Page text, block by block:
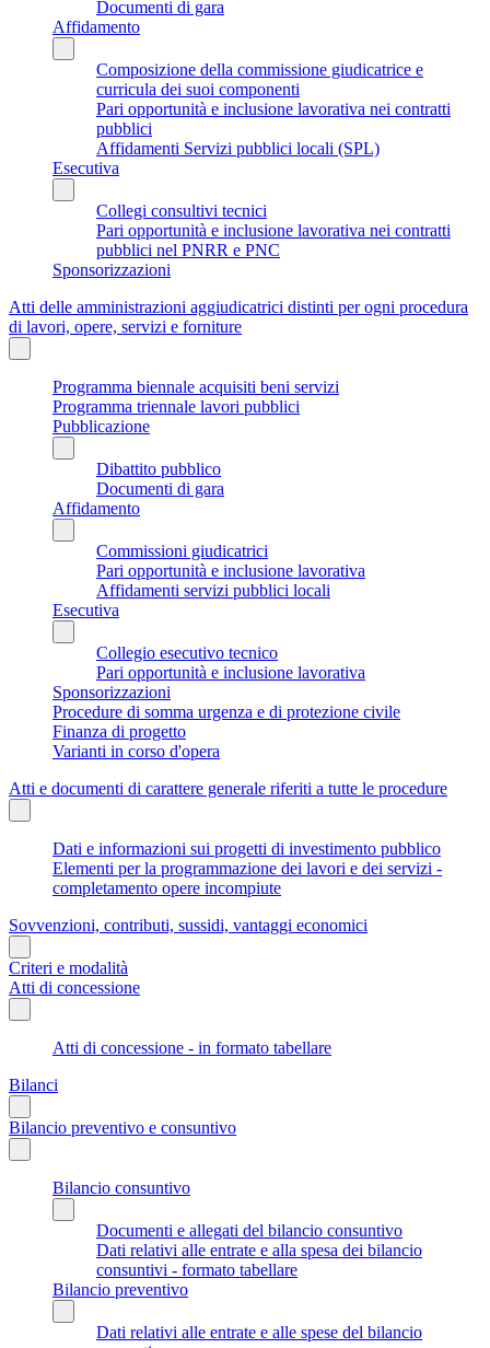
Documenti di gara
Affidamento
Composizione della commissione giudicatrice e
curricula dei suoi componenti
Pari opportunità e inclusione lavorativa nei contratti
pubblici
Affidamenti Servizi pubblici locali (SPL)
Esecutiva
Collegi consultivi tecnici
Pari opportunità e inclusione lavorativa nei contratti
pubblici nel PNRR e PNC
Sponsorizzazioni
Atti delle amministrazioni aggiudicatrici distinti per ogni procedura
di lavori, opere, servizi e forniture
Programma biennale acquisiti beni servizi
Programma triennale lavori pubblici
Pubblicazione
Dibattito pubblico
Documenti di gara
Affidamento
Commissioni giudicatrici
Pari opportunità e inclusione lavorativa
Affidamenti servizi pubblici locali
Esecutiva
Collegio esecutivo tecnico
Pari opportunità e inclusione lavorativa
Sponsorizzazioni
Procedure di somma urgenza e di protezione civile
Finanza di progetto
Varianti in corso d'opera
Atti e documenti di carattere generale riferiti a tutte le procedure
Dati e informazioni sui progetti di investimento pubblico
Elementi per la programmazione dei lavori e dei servizi -
completamento opere incompiute
Sovvenzioni, contributi, sussidi, vantaggi economici
Criteri e modalità
Atti di concessione
Atti di concessione - in formato tabellare
Bilanci
Bilancio preventivo e consuntivo
Bilancio consuntivo
Documenti e allegati del bilancio consuntivo
Dati relativi alle entrate e alla spesa dei bilancio
consuntivi - formato tabellare
Bilancio preventivo
Dati relativi alle entrate e alle spese del bilancio